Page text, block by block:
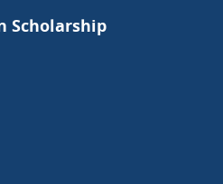
Scholarship